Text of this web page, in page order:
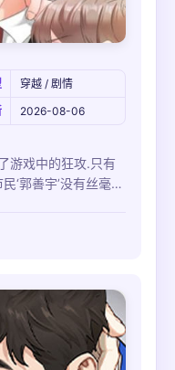
穿越 / 剧情
2026-08-06
游戏中的狂攻.只有
‘郭善宇’没有丝毫的